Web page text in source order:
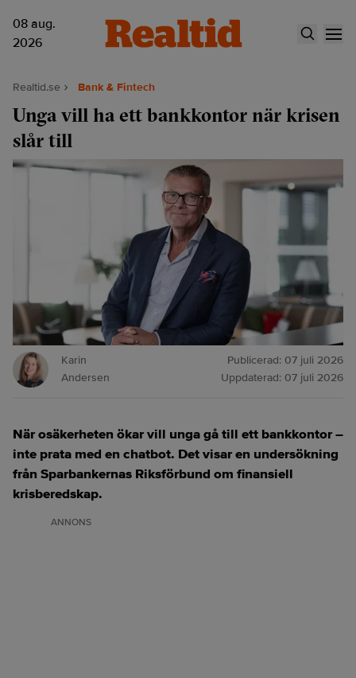
08 aug.
2026
Realtid.se Bank & Fintech
Unga vill ha ett bankkontor när krisen
slår till
Karin
Andersen
Publicerad: 07 juli 2026
Uppdaterad: 07 juli 2026
När osäkerheten ökar vill unga gå till ett bankkontor –
inte prata med en chatbot. Det visar en undersökning
från Sparbankernas Riksförbund om finansiell
krisberedskap.
ANNONS